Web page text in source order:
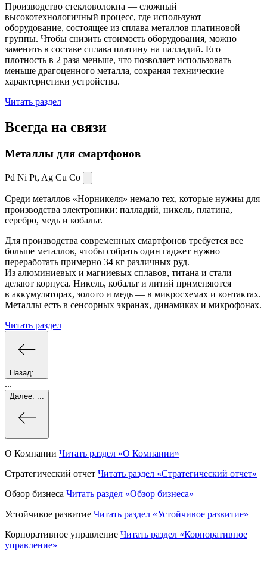
Производство стекловолокна — сложный
высокотехнологичный процесс, где используют
оборудование, состоящее из сплава металлов платиновой
группы. Чтобы снизить стоимость оборудования, можно
заменить в составе сплава платину на палладий. Его
плотность в 2 раза меньше, что позволяет использовать
меньше драгоценного металла, сохраняя технические
характеристики устройства.
Читать раздел
Всегда на связи
Металлы для смартфонов
Pd Ni Pt, Ag Cu Co
Среди металлов «Норникеля» немало тех, которые нужны для
производства электроники: палладий, никель, платина,
серебро, медь и кобальт.
Для производства современных смартфонов требуется все
больше металлов, чтобы собрать один гаджет нужно
переработать примерно 34 кг различных руд.
Из алюминиевых и магниевых сплавов, титана и стали
делают корпуса. Никель, кобальт и литий применяются
в аккумуляторах, золото и медь — в микросхемах и контактах.
Металлы есть в сенсорных экранах, динамиках и микрофонах.
Читать раздел
Назад:
...
Далее:
О Компании Читать раздел «О Компании»
Стратегический отчет Читать раздел «Стратегический отчет»
Обзор бизнеса Читать раздел «Обзор бизнеса»
Устойчивое развитие Читать раздел «Устойчивое развитие»
Корпоративное управление Читать раздел «Корпоративное
управление»